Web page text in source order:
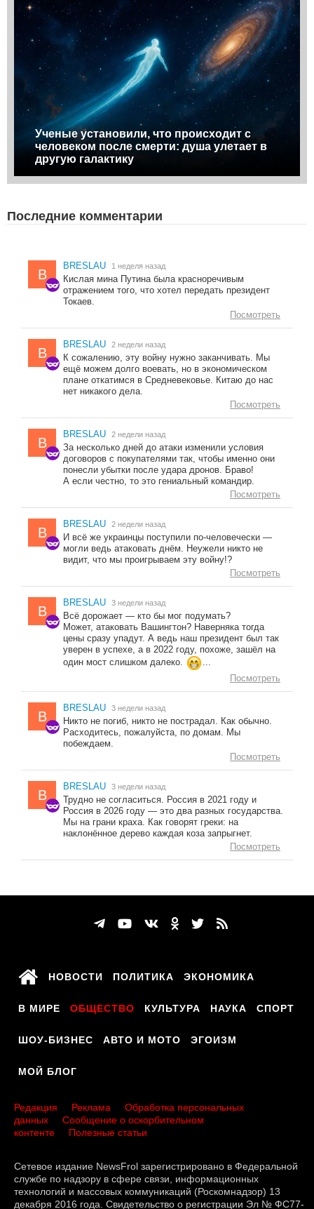
Ученые установили, что происходит с
человеком после смерти: душа улетает в
другую галактику
Последние комментарии
B
BRESLAU 1 неделя назад
Кислая мина Путина была красноречивым
отражением того, что хотел передать президент
Токаев.
Посмотреть
B
BRESLAU 2 недели назад
К сожалению, эту войну нужно заканчивать. Мы
ещё можем долго воевать, но в экономическом
плане откатимся в Средневековье. Китаю до нас
нет никакого дела.
Посмотреть
B
BRESLAU 2 недели назад
За несколько дней до атаки изменили условия
договоров с покупателями так, чтобы именно они
понесли убытки после удара дронов. Браво!
А если честно, то это гениальный командир.
Посмотреть
B
BRESLAU 2 недели назад
И всё же украинцы поступили по-человечески —
могли ведь атаковать днём. Неужели никто не
видит, что мы проигрываем эту войну!?
Посмотреть
B
BRESLAU 3 недели назад
Всё дорожает — кто бы мог подумать?
Может, атаковать Вашингтон? Наверняка тогда
цены сразу упадут. А ведь наш президент был так
уверен в успехе, а в 2022 году, похоже, зашёл на
один мост слишком далеко.
...
Посмотреть
B
BRESLAU 3 недели назад
Никто не погиб, никто не пострадал. Как обычно.
Расходитесь, пожалуйста, по домам. Мы
побеждаем.
Посмотреть
B
BRESLAU 3 недели назад
Трудно не согласиться. Россия в 2021 году и
Россия в 2026 году — это два разных государства.
Мы на грани краха. Как говорят греки: на
наклонённое дерево каждая коза запрыгнет.
Посмотреть
НОВОСТИ ПОЛИТИКА ЭКОНОМИКА
В МИРЕ ОБЩЕСТВО КУЛЬТУРА НАУКА СПОРТ
ШОУ-БИЗНЕС АВТО И МОТО ЭГОИЗМ
МОЙ БЛОГ
Редакция Реклама
Обработка персональных
данных
Сообщение о оскорбительном
контенте
Полезные статьи
Сетевое издание NewsFrol зарегистрировано в Федеральной
службе по надзору в сфере связи, информационных
технологий и массовых коммуникаций (Роскомнадзор) 13
декабря 2016 года. Свидетельство о регистрации Эл № ФС77-